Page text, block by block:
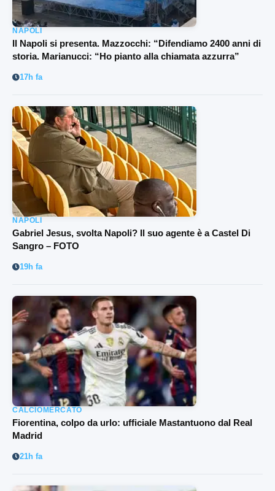
NAPOLI
Il Napoli si presenta. Mazzocchi: “Difendiamo 2400 anni di
storia. Marianucci: “Ho pianto alla chiamata azzurra”
17h fa
NAPOLI
Gabriel Jesus, svolta Napoli? Il suo agente è a Castel Di
Sangro – FOTO
19h fa
CALCIOMERCATO
Fiorentina, colpo da urlo: ufficiale Mastantuono dal Real
Madrid
21h fa